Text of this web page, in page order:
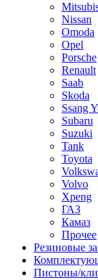
Nissan
Omoda
Opel
Porsche
Renault
Saab
Skoda
Ssang
Subaru
Suzuki
Tank
Toyota
Volvo
Xpeng
ГАЗ
Камаз
Прочее
Резиновые
Пистоны/